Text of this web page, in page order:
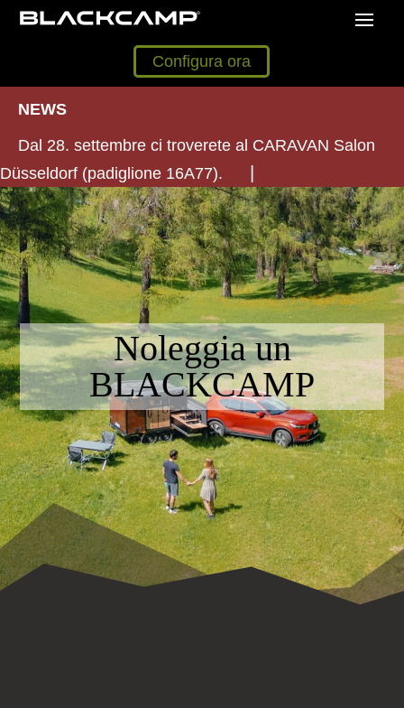
Configura ora
NEWS
Dal 28. settembre ci troverete al CARAVAN Salon
Düsseldorf (padiglione 16A77).
Noleggia un
BLACKCAMP